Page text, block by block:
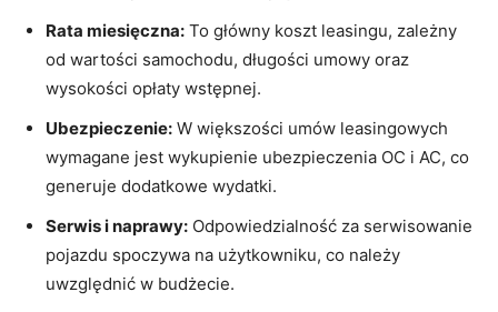
Rata miesięczna: To główny koszt leasingu, zależny
⁢od wartości samochodu, ⁢długości⁣ umowy oraz
wysokości opłaty wstępnej.
Ubezpieczenie: W ⁤większości umów leasingowych
wymagane jest​ wykupienie ubezpieczenia OC i⁢ AC, ⁣co
generuje dodatkowe wydatki.
Serwis i ⁤naprawy: Odpowiedzialność ⁤za serwisowanie
pojazdu spoczywa na​ użytkowniku, co należy
uwzględnić⁤ w budżecie.